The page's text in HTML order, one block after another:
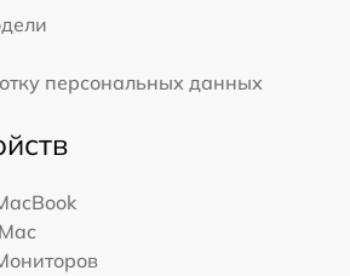
персональных данных